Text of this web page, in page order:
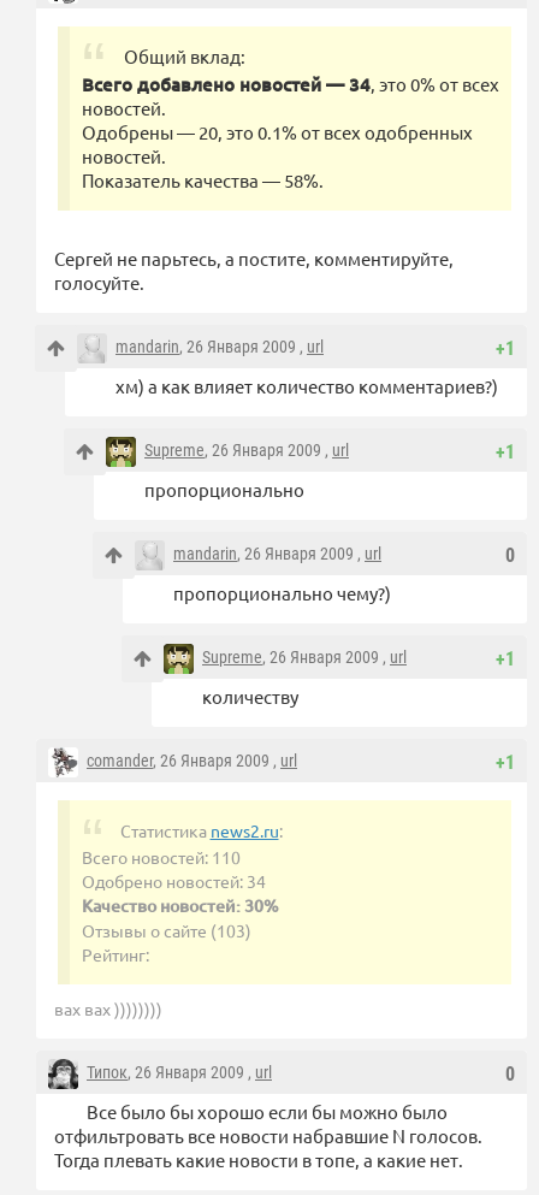
Общий вклад:
Всего добавлено новостей — 34, это 0% от всех
новостей.
Одобрены — 20, это 0.1% от всех одобренных
новостей.
Показатель качества — 58%.
Сергей не парьтесь, а постите, комментируйте,
голосуйте.
+1
mandarin, 26 Января 2009 , url
хм) а как влияет количество комментариев?)
+1
Supreme, 26 Января 2009 , url
пропорционально
0
mandarin, 26 Января 2009 , url
пропорционально чему?)
+1
Supreme, 26 Января 2009 , url
количеству
+1
comander, 26 Января 2009 , url
Статистика news2.ru:
Всего новостей: 110
Одобрено новостей: 34
Качество новостей: 30%
Отзывы о сайте (103)
Рейтинг:
вах вах ))))))))
0
Типок, 26 Января 2009 , url
Все было бы хорошо если бы можно было
отфильтровать все новости набравшие N голосов.
Тогда плевать какие новости в топе, а какие нет.